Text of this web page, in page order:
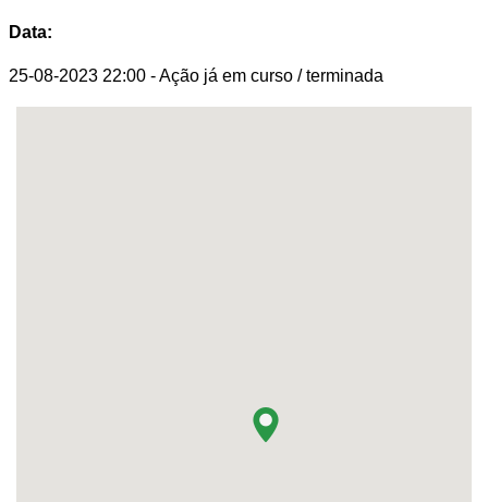
Data:
25-08-2023 22:00 - Ação já em curso / terminada